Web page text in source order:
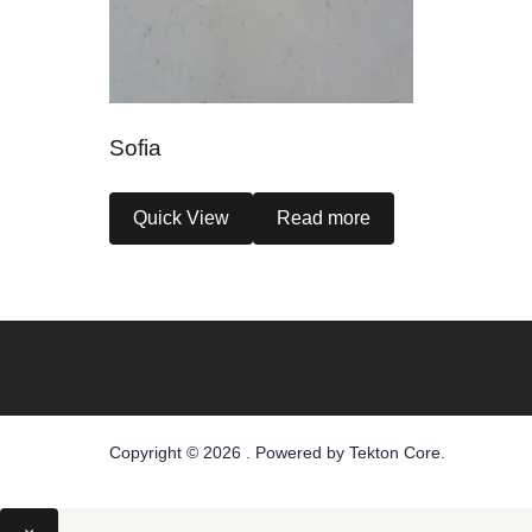
Sofia
Quick View Read more
Copyright © 2026 . Powered by Tekton Core